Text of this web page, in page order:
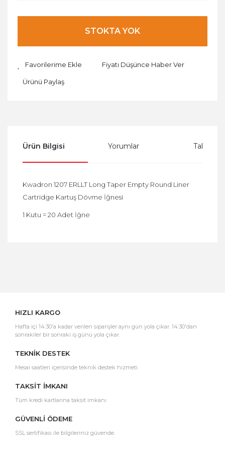
STOKTA YOK
Fiyatı Düşünce Haber Ver
Ürünü Paylaş
Ürün Bilgisi Yorumlar Taksit
Kwadron 1207 ERLLT Long Taper Empty Round Liner
Cartridge Kartuş Dövme İğnesi
1 Kutu = 20 Adet İğne
HIZLI KARGO
Hafta içi 14:30'a kadar verilen siparişler aynı gün yola çıkar. 14:30'dan
sonrakiler bir sonraki iş günü yola çıkar.
TEKNİK DESTEK
Mesai saatleri içerisinde teknik destek hizmeti
TAKSİT İMKANI
Tüm kredi kartlarına taksit imkanı
GÜVENLİ ÖDEME
SSL sertifikası ile bilgileriniz güvende.